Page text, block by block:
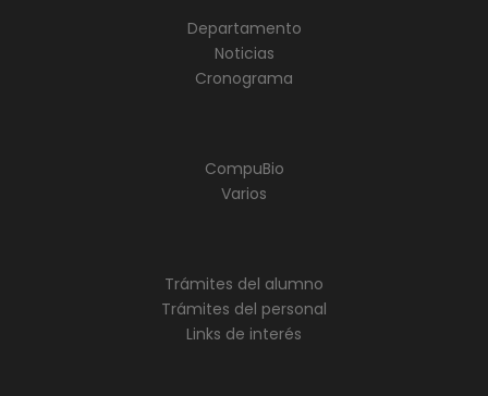
Departamento
Noticias
Cronograma
CompuBio
Varios
Trámites del alumno
Trámites del personal
Links de interés